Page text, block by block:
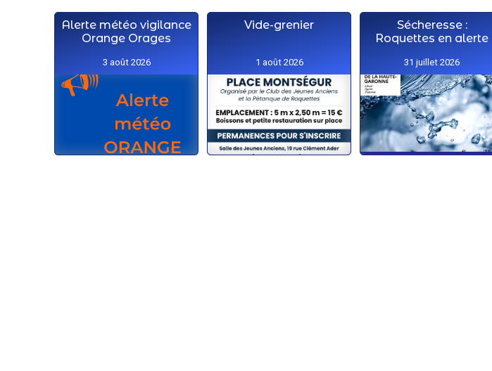
Alerte météo vigilance
Orange Orages
3 août 2026
Vide-grenier
1 août 2026
Sécheresse :
Roquettes en alerte
31 juillet 2026